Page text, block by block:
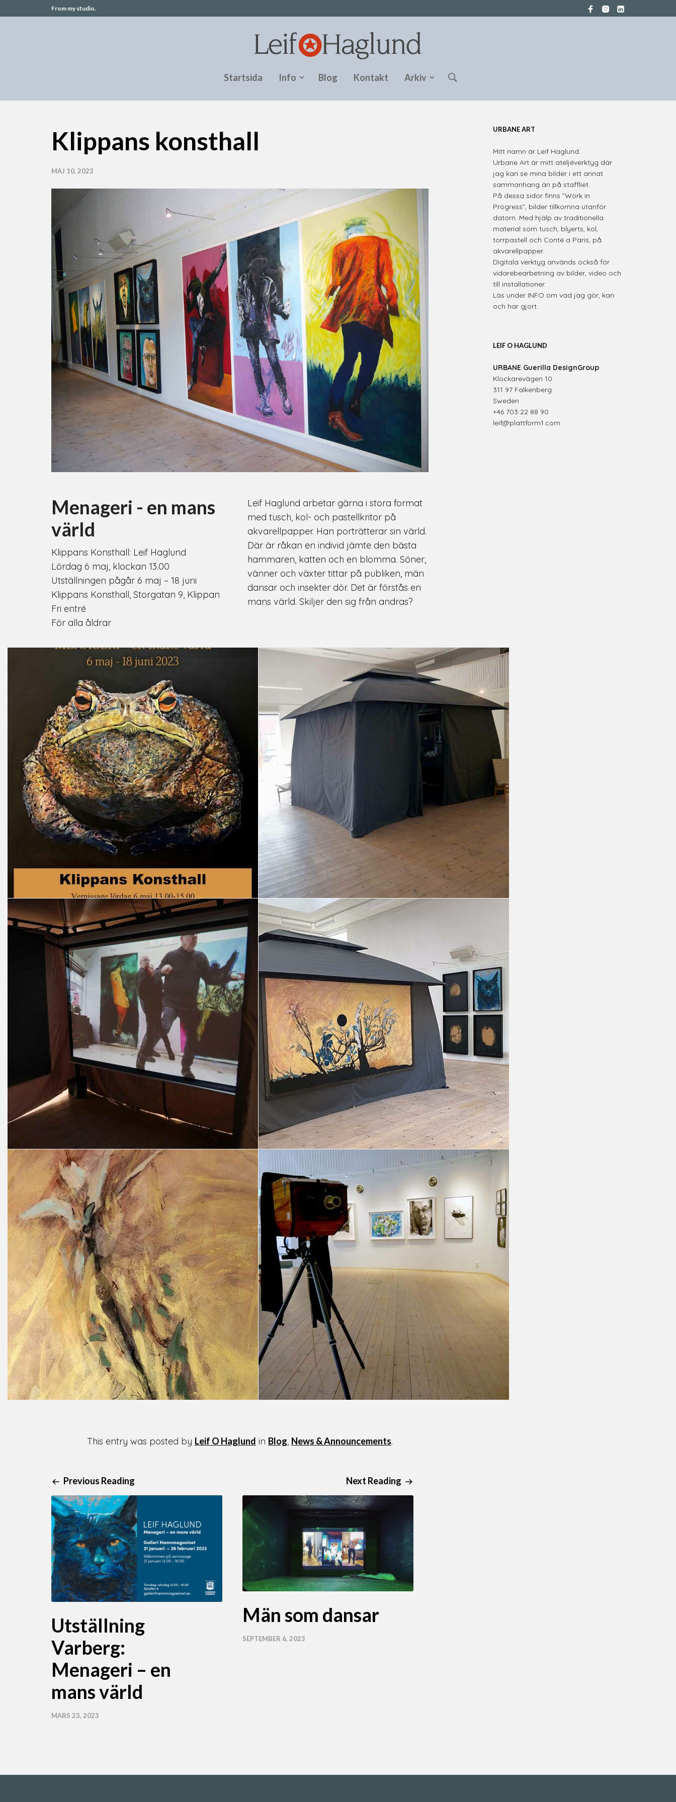
From my studio.
Startsida Info Blog Kontakt Arkiv
Klippans konsthall
MAJ 10, 2023
Menageri - en mans
värld
Klippans Konsthall: Leif Haglund
Lördag 6 maj, klockan 13.00
Utställningen pågår 6 maj – 18 juni
Klippans Konsthall, Storgatan 9, Klippan
Fri entré
För alla åldrar
Leif Haglund arbetar gärna i stora format
med tusch, kol- och pastellkritor på
akvarellpapper. Han porträtterar sin värld.
Där är råkan en individ jämte den bästa
hammaren, katten och en blomma. Söner,
vänner och växter tittar på publiken, män
dansar och insekter dör. Det är förstås en
mans värld. Skiljer den sig från andras?
This entry was posted by Leif O Haglund in Blog, News & Announcements.
Previous Reading
Utställning
Varberg:
Menageri – en
mans värld
MARS 23, 2023
Next Reading
Män som dansar
SEPTEMBER 6, 2023
URBANE ART
Mitt namn är Leif Haglund.
Urbane Art är mitt ateljéverktyg där
jag kan se mina bilder i ett annat
sammanhang än på staffliet.
På dessa sidor finns ”Work in
Progress”, bilder tillkomna utanför
datorn. Med hjälp av traditionella
material som tusch, blyerts, kol,
torrpastell och Conté a Paris, på
akvarellpapper.
Digitala verktyg används också för
vidarebearbetning av bilder, video och
till installationer.
Läs under INFO om vad jag gör, kan
och har gjort.
LEIF O HAGLUND
URBANE Guerilla DesignGroup
Klockarevägen 10
311 97 Falkenberg
Sweden
+46 703 22 88 90
leif@plattform1.com